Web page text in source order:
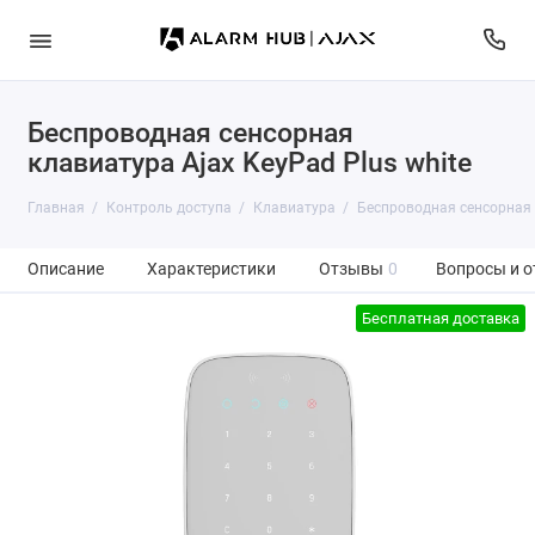
Беспроводная сенсорная
клавиатура Ajax KeyPad Plus white
Главная Контроль доступа Клавиатура Беспроводная
Описание Характеристики Отзывы 0 Вопросы и
Бесплатная доставка